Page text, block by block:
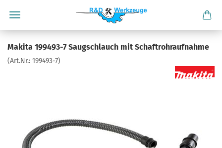
Makita 199493-7 Saugschlauch mit Schaftrohraufnahme
(Art.Nr.: 199493-7)